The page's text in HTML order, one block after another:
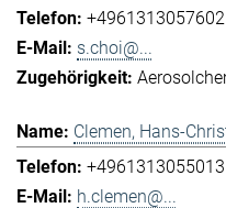
+4961313057602
s.choi@...
Clemen, Hans-
+4961313055013
h.clemen@...